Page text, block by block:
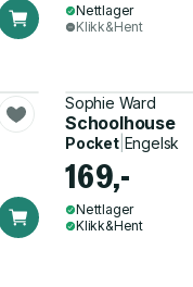
Nettlager
Klikk&Hent
Sophie Ward
Schoolhouse
Pocket| Engelsk
169,-
Nettlager
Klikk&Hent